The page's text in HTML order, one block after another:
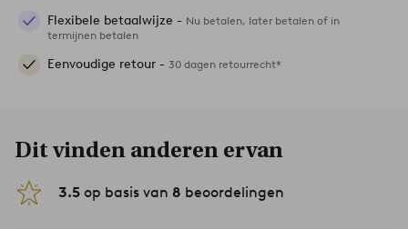
Flexibele betaalwijze - Nu betalen, later betalen of in
termijnen betalen
Eenvoudige retour - 30 dagen retourrecht*
Dit vinden anderen ervan
3.5 op basis van 8 beoordelingen